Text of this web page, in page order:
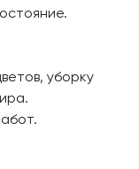
уборку